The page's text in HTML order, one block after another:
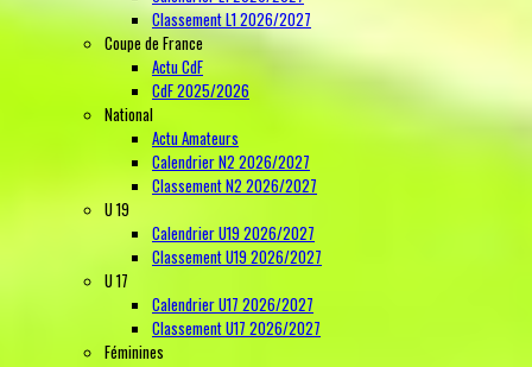
Classement L1 2026/2027
Coupe de France
Actu CdF
CdF 2025/2026
National
Actu Amateurs
Calendrier N2 2026/2027
Classement N2 2026/2027
U 19
Calendrier U19 2026/2027
Classement U19 2026/2027
U 17
Calendrier U17 2026/2027
Classement U17 2026/2027
Féminines